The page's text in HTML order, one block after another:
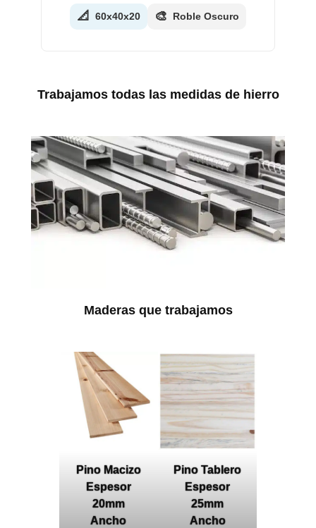
📐 60x40x20 🎨 Roble Oscuro
Trabajamos todas las medidas de hierro
Maderas que trabajamos
Pino Macizo
Espesor
20mm
Ancho
Pino Tablero
Espesor
25mm
Ancho